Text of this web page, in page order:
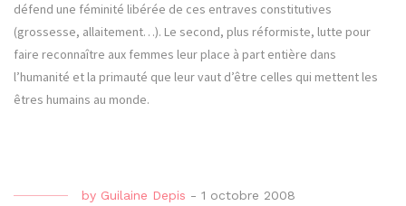
défend une féminité libérée de ces entraves constitutives
(grossesse, allaitement…). Le second, plus réformiste, lutte pour
faire reconnaître aux femmes leur place à part entière dans
l’humanité et la primauté que leur vaut d’être celles qui mettent les
êtres humains au monde.
by Guilaine Depis - 1 octobre 2008